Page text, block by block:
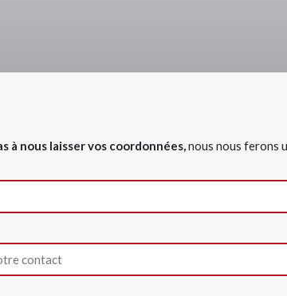
à nous laisser vos coordonnées,nous nous ferons